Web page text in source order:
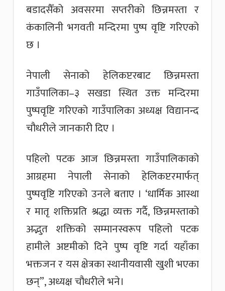
बडादसैँको अवसरमा सप्तरीको छिन्नमस्ता र
कंकालिनी भगवती मन्दिरमा पुष्प वृष्टि गरिएको
छ ।
नेपाली सेनाको हेलिकप्टरबाट छिन्नमस्ता
गाउँपालिका–३ सखडा स्थित उक्त मन्दिरमा
पुष्पवृष्टि गरिएको गाउँपालिका अध्यक्ष विद्यानन्द
चौधरीले जानकारी दिए ।
पहिलो पटक आज छिन्नमस्ता गाउँपालिकाको
आग्रहमा नेपाली सेनाको हेलिकप्टरमार्फत्
पुष्पवृष्टि गरिएको उनले बताए । ‘धार्मिक आस्था
र मातृ शक्तिप्रति श्रद्धा व्यक्त गर्दै, छिन्नमस्ताको
अद्भुत शक्तिको सम्मानस्वरूप पहिलो पटक
हामीले अष्टमीको दिने पुष्प वृष्टि गर्दा यहाँका
भक्तजन र यस क्षेत्रका स्थानीयवासी खुशी भएका
छन्”, अध्यक्ष चौधरीले भने।